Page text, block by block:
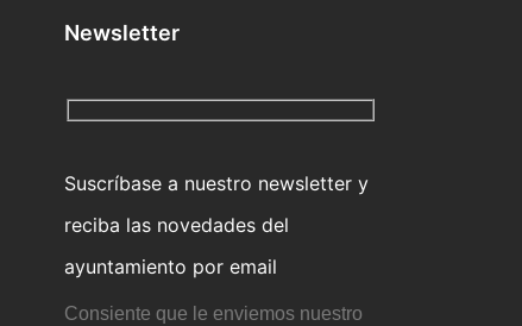
Newsletter
Suscríbase a nuestro newsletter y
reciba las novedades del
ayuntamiento por email
Consiente que le enviemos nuestro